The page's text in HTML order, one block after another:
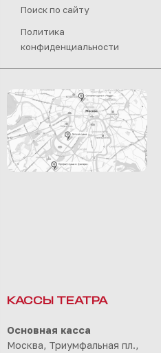
Поиск по сайту
Политика
конфиденциальности
КАССЫ ТЕАТРА
Основная касса
Москва, Триумфальная пл.,